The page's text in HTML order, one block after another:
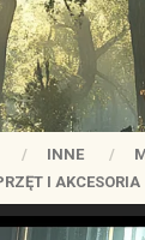
INNE
I AKCESORIA